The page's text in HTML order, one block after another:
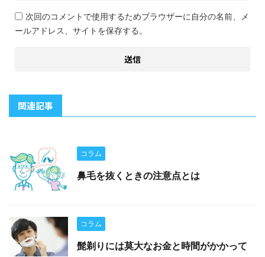
次回のコメントで使用するためブラウザーに自分の名前、メ
ールアドレス、サイトを保存する。
関連記事
コラム
鼻毛を抜くときの注意点とは
コラム
髭剃りには莫大なお金と時間がかかって